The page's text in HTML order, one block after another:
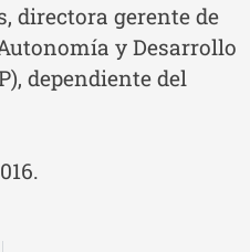
directora gerente de
y Desarrollo
dependiente del